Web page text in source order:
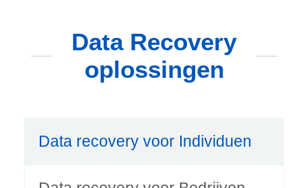
Data Recovery
oplossingen
Data recovery voor Individuen